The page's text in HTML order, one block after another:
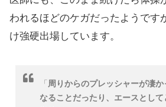
われるほどのケガだったようです
け強硬出場しています。
「 周りからのプレッシャーが凄
なることだったり、エースとし